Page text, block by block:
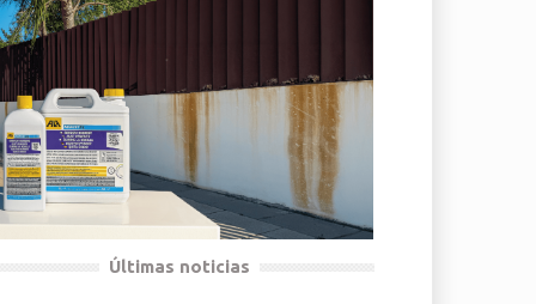
Últimas noticias